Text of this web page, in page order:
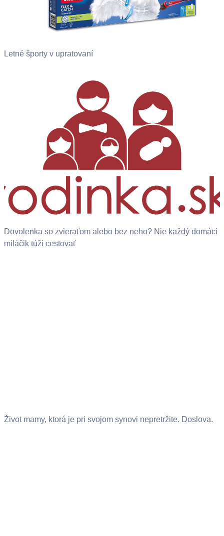
Letné športy v upratovaní
Dovolenka so zvieraťom alebo bez neho? Nie každý domáci
miláčik túži cestovať
Život mamy, ktorá je pri svojom synovi nepretržite. Doslova.